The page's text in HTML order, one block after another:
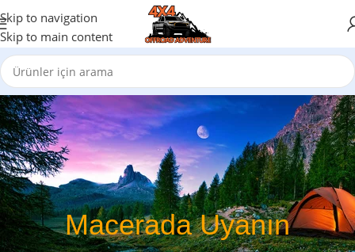
Skip to navigation
Skip to main content
Macerada Uyanın